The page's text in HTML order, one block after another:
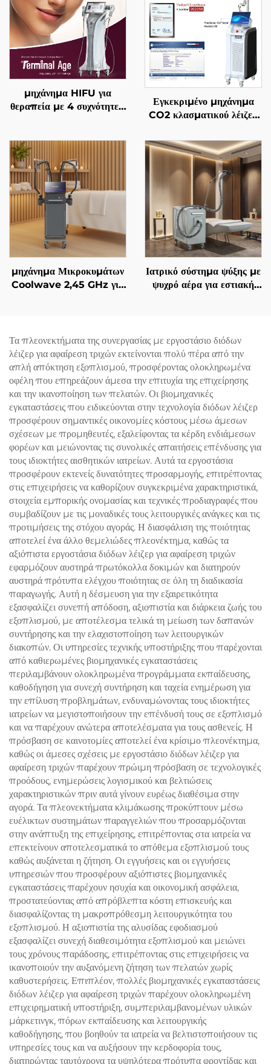
μηχάνημα HIFU για
θεραπεία με 4 συχνότητες,
δέρματος, αναδιαμόρφωση
σώματος και
αντιμετώπιση γήρανσης
Εγκεκριμένο μηχάνημα
CO2 κλασματικού λέιζερ
MMDSAP
μηχάνημα Μικροκυμάτων
Coolwave 2,45 GHz για
Δέρματος και
Ραδιοσυχνότητας στο
Πρόσωπο για Απώλεια
Βάρους και Αδυνατισμό
Σώματος
Ιατρικό σύστημα ψύξης με
ψυχρό αέρα για εστιακή
προστασία του επιδερμίδα
και συνεχή, μη επαφόμενη
χρήση σε κλινικές
Τα πλεονεκτήματα της συνεργασίας με εργοστάσιο διόδων
λέιζερ για αφαίρεση τριχών εκτείνονται πολύ πέρα από την
απλή απόκτηση εξοπλισμού, προσφέροντας ολοκληρωμένα
οφέλη που επηρεάζουν άμεσα την επιτυχία της επιχείρησης
και την ικανοποίηση των πελατών. Οι βιομηχανικές
εγκαταστάσεις που ειδικεύονται στην τεχνολογία διόδων λέιζερ
προσφέρουν σημαντικές οικονομίες κόστους μέσω άμεσων
σχέσεων με προμηθευτές, εξαλείφοντας τα κέρδη ενδιάμεσων
φορέων και μειώνοντας τις συνολικές απαιτήσεις επένδυσης για
τους ιδιοκτήτες αισθητικών ιατρείων. Αυτά τα εργοστάσια
προσφέρουν εκτενείς δυνατότητες προσαρμογής, επιτρέποντας
στις επιχειρήσεις να καθορίζουν συγκεκριμένα χαρακτηριστικά,
στοιχεία εμπορικής ονομασίας και τεχνικές προδιαγραφές που
συμβαδίζουν με τις μοναδικές τους λειτουργικές ανάγκες και τις
προτιμήσεις της στόχου αγοράς. Η διασφάλιση της ποιότητας
αποτελεί ένα άλλο θεμελιώδες πλεονέκτημα, καθώς τα
αξιόπιστα εργοστάσια διόδων λέιζερ για αφαίρεση τριχών
εφαρμόζουν αυστηρά πρωτόκολλα δοκιμών και διατηρούν
αυστηρά πρότυπα ελέγχου ποιότητας σε όλη τη διαδικασία
παραγωγής. Αυτή η δέσμευση για την εξαιρετικότητα
εξασφαλίζει συνεπή απόδοση, αξιοπιστία και διάρκεια ζωής του
εξοπλισμού, με αποτέλεσμα τελικά τη μείωση των δαπανών
συντήρησης και την ελαχιστοποίηση των λειτουργικών
διακοπών. Οι υπηρεσίες τεχνικής υποστήριξης που παρέχονται
από καθιερωμένες βιομηχανικές εγκαταστάσεις
περιλαμβάνουν ολοκληρωμένα προγράμματα εκπαίδευσης,
καθοδήγηση για συνεχή συντήρηση και ταχεία ενημέρωση για
την επίλυση προβλημάτων, ενδυναμώνοντας τους ιδιοκτήτες
ιατρείων να μεγιστοποιήσουν την επένδυσή τους σε εξοπλισμό
και να παρέχουν ανώτερα αποτελέσματα για τους ασθενείς. Η
πρόσβαση σε καινοτομίες αποτελεί ένα κρίσιμο πλεονέκτημα,
καθώς οι άμεσες σχέσεις με εργοστάσιο διόδων λέιζερ για
αφαίρεση τριχών παρέχουν πρώιμη πρόσβαση σε τεχνολογικές
προόδους, ενημερώσεις λογισμικού και βελτιώσεις
χαρακτηριστικών πριν αυτά γίνουν ευρέως διαθέσιμα στην
αγορά. Τα πλεονεκτήματα κλιμάκωσης προκύπτουν μέσω
ευέλικτων συστημάτων παραγγελιών που προσαρμόζονται
στην ανάπτυξη της επιχείρησης, επιτρέποντας στα ιατρεία να
επεκτείνουν αποτελεσματικά το απόθεμα εξοπλισμού τους
καθώς αυξάνεται η ζήτηση. Οι εγγυήσεις και οι εγγυήσεις
υπηρεσιών που προσφέρουν αξιόπιστες βιομηχανικές
εγκαταστάσεις παρέχουν ησυχία και οικονομική ασφάλεια,
προστατεύοντας από απρόβλεπτα κόστη επισκευής και
διασφαλίζοντας τη μακροπρόθεσμη λειτουργικότητα του
εξοπλισμού. Η αξιοπιστία της αλυσίδας εφοδιασμού
εξασφαλίζει συνεχή διαθεσιμότητα εξοπλισμού και μειώνει
τους χρόνους παράδοσης, επιτρέποντας στις επιχειρήσεις να
ικανοποιούν την αυξανόμενη ζήτηση των πελατών χωρίς
καθυστερήσεις. Επιπλέον, πολλές βιομηχανικές εγκαταστάσεις
διόδων λέιζερ για αφαίρεση τριχών παρέχουν ολοκληρωμένη
επιχειρηματική υποστήριξη, συμπεριλαμβανομένων υλικών
μάρκετινγκ, πόρων εκπαίδευσης και λειτουργικής
καθοδήγησης, που βοηθούν τα ιατρεία να βελτιστοποιήσουν τις
υπηρεσίες τους και να αυξήσουν την κερδοφορία τους,
διατηρώντας ταυτόχρονα τα υψηλότερα πρότυπα φροντίδας και